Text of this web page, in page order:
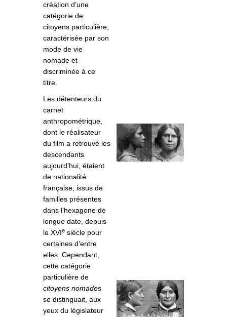
création d’une
catégorie de
citoyens particulière,
caractérisée par son
mode de vie
nomade et
discriminée à ce
titre.
Les détenteurs du
carnet
anthropométrique,
dont le réalisateur
du film a retrouvé les
descendants
aujourd’hui, étaient
de nationalité
française, issus de
familles présentes
dans l’hexagone de
longue date, depuis
le XVIe siècle pour
certaines d’entre
elles. Cependant,
cette catégorie
particulière de
citoyens nomades
se distinguait, aux
yeux du législateur